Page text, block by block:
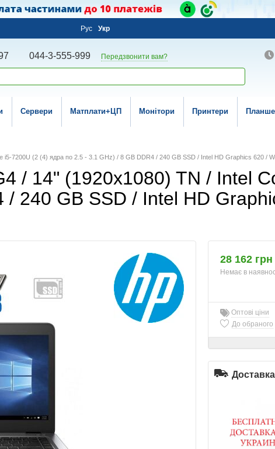
Рус Укр
044-3-555-999 Передзвонити вам?
Сервери Матплати+ЦП Монітори Принтери
i5-7200U (2 (4) ядра по 2.5 - 3.1 GHz) / 8 GB DDR4 / 240 GB SSD / Intel HD Graphics 620 /
/ 14" (1920x1080) TN / Intel
240 GB SSD / Intel HD
28 162 грн
Немає в
Оптові ціни
До обраного
Доставка